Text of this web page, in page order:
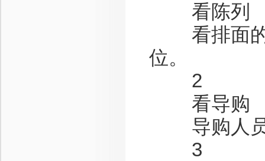
看陈列
看排面的
位。
2
看导购
导购人员
3